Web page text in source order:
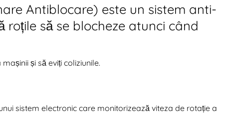
Antiblocare) este un sistem anti-
roțile să se blocheze atunci când
și să eviți coliziunile.
sistem electronic care monitorizează viteza de rotație a